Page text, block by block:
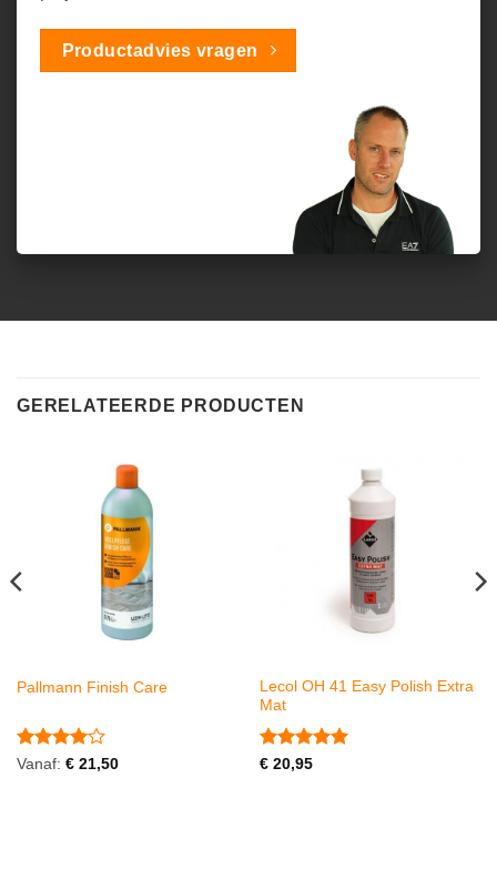
Productadvies vragen
GERELATEERDE PRODUCTEN
Pallmann Finish Care
Gewaardeerd
Vanaf: €21,50
Lecol OH 41 Easy Polish Extra
Mat
Gewaardeerd
€20,95